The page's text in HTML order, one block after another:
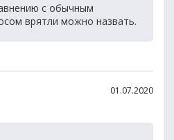
с обычным
врятли можно назвать.
01.07.2020